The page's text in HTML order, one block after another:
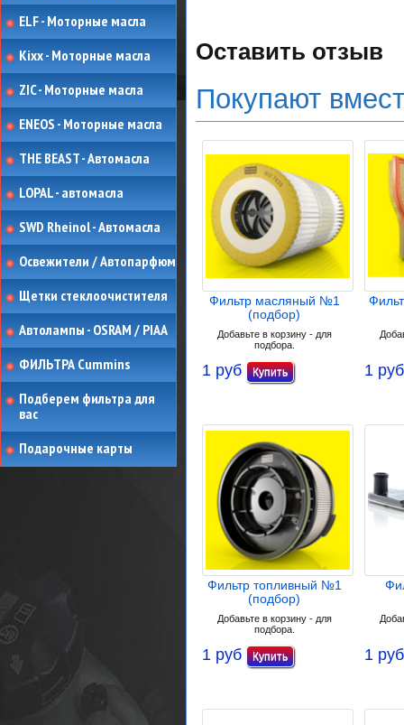
ELF - Моторные масла
Kixx - Моторные масла
ZIC - Моторные масла
ENEOS - Моторные масла
THE BEAST - Автомасла
LOPAL - автомасла
SWD Rheinol - Автомасла
Освежители / Автопарфюм
Щетки стеклоочистителя
Автолампы - OSRAM / PIAA
ФИЛЬТРА Cummins
Подберем фильтра для
вас
Подарочные карты
Оставить отзыв
Покупают
Фильтр масляный №1
(подбор)
Добавьте в корзину - для
подбора.
1 руб 1 руб
Фильтр топливный №1
(подбор)
Добавьте в корзину - для
подбора.
1 руб 1 руб